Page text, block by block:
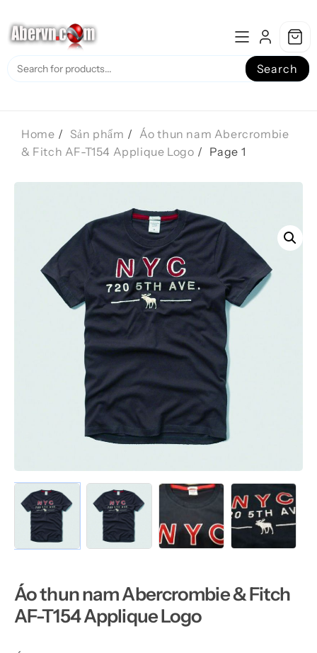
to
content
Search
Home Sản phẩm
Áo thun nam Abercrombie
& Fitch AF-T154 Applique Logo
Page 1
Áo thun nam Abercrombie & Fitch
AF-T154 Applique Logo